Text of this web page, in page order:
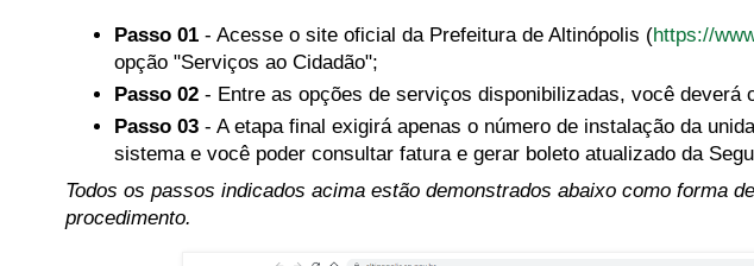
Passo 01 - Acesse o site oficial da Prefeitura de Altinópolis (https://
opção "Serviços ao Cidadão";
Passo 02 - Entre as opções de serviços disponibilizadas, você deverá
Passo 03 - A etapa final exigirá apenas o número de instalação da
sistema e você poder consultar fatura e gerar boleto atualizado da
Todos os passos indicados acima estão demonstrados abaixo como forma
procedimento.